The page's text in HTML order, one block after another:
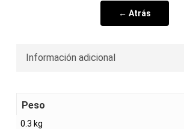
← Atrás
Información adicional
Peso
0.3 kg